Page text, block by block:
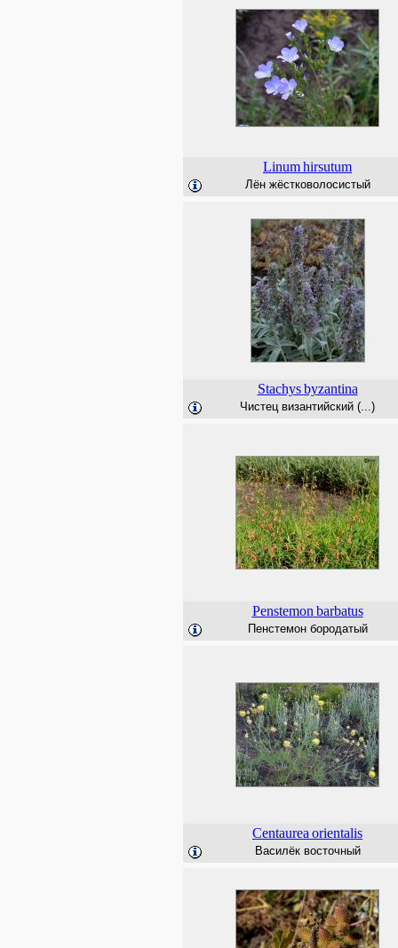
Linumhirsutum
Лён жёстковолосистый
Stachys byzantina
Чистец византийский (...)
Penstemon barbatus
Пенстемон бородатый
Centaurea orientalis
Василёк восточный